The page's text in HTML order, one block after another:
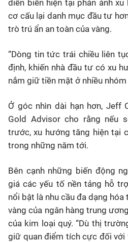
diễn biến hiện tại phản ánh
cơ cấu lại danh mục đầu tư
trò trú ẩn an toàn của vàng.
“Dòng tin tức trái chiều liên
định, khiến nhà đầu tư có xu
nắm giữ tiền mặt ở nhiều nhóm
Ở góc nhìn dài hạn hơn, Jeff
Gold Advisor cho rằng nếu
trước, xu hướng tăng hiện tại
trong những năm tới.
Bên cạnh những biến động
giá các yếu tố nền tảng hỗ
nổi bật là nhu cầu đa dạng
vàng của ngân hàng trung
của kim loại quý. “Dù thị
giữ quan điểm tích cực đối với